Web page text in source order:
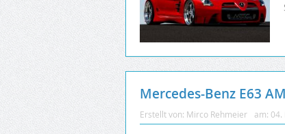
Mercedes-Benz E63
Erstellt von: Mirco Rehmeier am: 04.